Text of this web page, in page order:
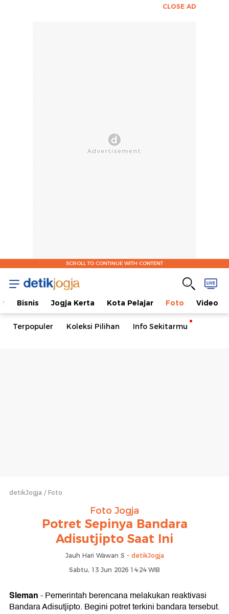
CLOSE AD
SCROLL TO CONTINUE WITH CONTENT
Bisnis Jogja Kerta Kota Pelajar Foto Video
Terpopuler Koleksi Pilihan Info Sekitarmu
detikJogja Foto
Foto Jogja
Potret Sepinya Bandara
Adisutjipto Saat Ini
Jauh Hari Wawan S - detikJogja
Sabtu, 13 Jun 2026 14:24 WIB
Sleman- Pemerintah berencana melakukan reaktivasi
Bandara Adisutjipto. Begini potret terkini bandara tersebut.